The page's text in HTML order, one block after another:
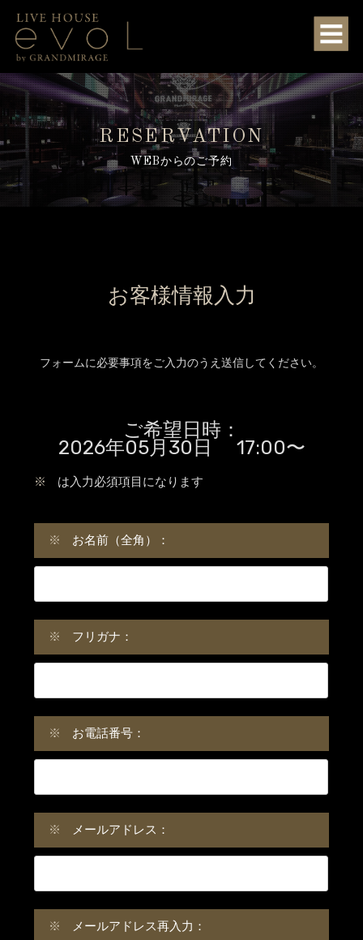
RESERVATION
WEBからのご予約
お客様情報入力
フォームに必要事項をご入力のうえ送信してください。
ご希望日時：
2026年05月30日 17:00〜
※ は入力必須項目になります
※ お名前（全角）：
※ フリガナ：
※ お電話番号：
※ メールアドレス：
※ メールアドレス再入力：